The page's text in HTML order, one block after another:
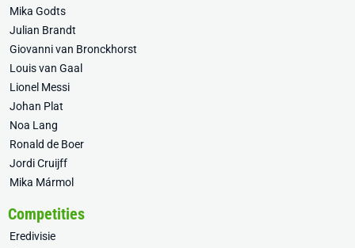
Mika Godts
Julian Brandt
Giovanni van Bronckhorst
Louis van Gaal
Lionel Messi
Johan Plat
Noa Lang
Ronald de Boer
Jordi Cruijff
Mika Mármol
Competities
Eredivisie